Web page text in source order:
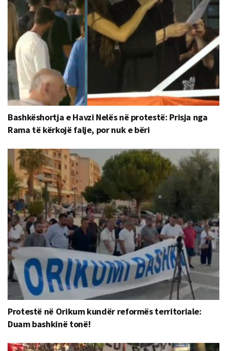
Bashkëshortja e Havzi Nelës në protestë: Prisja nga
Rama të kërkojë falje, por nuk e bëri
Protestë në Orikum kundër reformës territoriale:
Duam bashkinë tonë!